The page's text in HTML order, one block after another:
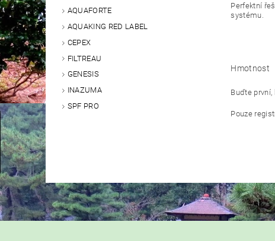
AQUAFORTE
AQUAKING RED LABEL
CEPEX
FILTREAU
GENESIS
INAZUMA
SPF PRO
Perfektní
systému.
Hmotnost
Buďte první,
Pouze